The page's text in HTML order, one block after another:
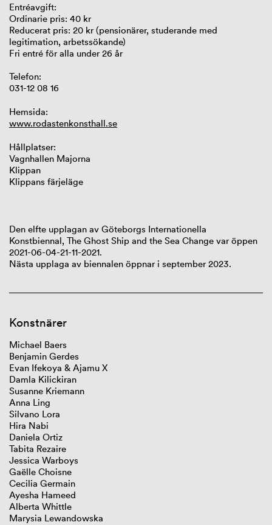
Entréavgift:
Ordinarie pris: 40 kr
Reducerat pris: 20 kr (pensionärer, studerande med
legitimation, arbetssökande)
Fri entré för alla under 26 år
Telefon:
031-12 08 16
Hemsida:
www.rodastenkonsthall.se
Hållplatser:
Vagnhallen Majorna
Klippan
Klippans färjeläge
Den elfte upplagan av Göteborgs Internationella
Konstbiennal, The Ghost Ship and the Sea Change var öppen
2021-06-04-21-11-2021.
Nästa upplaga av biennalen öppnar i september 2023.
Konstnärer
Michael Baers
Benjamin Gerdes
Evan Ifekoya & Ajamu X
Damla Kilickiran
Susanne Kriemann
Anna Ling
Silvano Lora
Hira Nabi
Daniela Ortiz
Tabita Rezaire
Jessica Warboys
Gaëlle Choisne
Cecilia Germain
Ayesha Hameed
Alberta Whittle
Marysia Lewandowska